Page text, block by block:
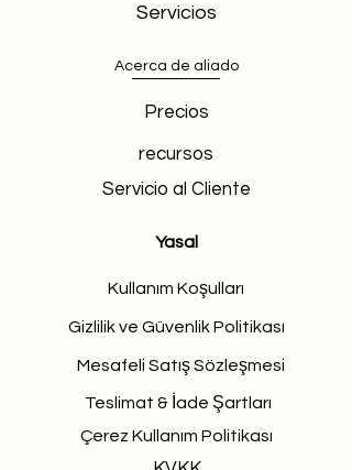
Servicios
Acerca de aliado
Precios
recursos
Servicio al Cliente
Yasal
Kullanım Koşulları
Gizlilik ve Güvenlik Politikası
Mesafeli Satış Sözleşmesi
Teslimat & İade Şartları
Çerez Kullanım Politikası